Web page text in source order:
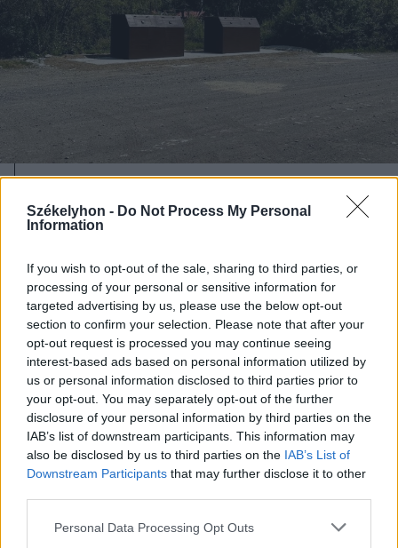
Székelyhon - Do Not Process My Personal
Information
If you wish to opt-out of the sale, sharing to third parties, or
processing of your personal or sensitive information for
targeted advertising by us, please use the below opt-out
section to confirm your selection. Please note that after your
opt-out request is processed you may continue seeing
interest-based ads based on personal information utilized by
us or personal information disclosed to third parties prior to
your opt-out. You may separately opt-out of the further
disclosure of your personal information by third parties on the
IAB’s list of downstream participants. This information may
also be disclosed by us to third parties on the IAB’s List of
Downstream Participants that may further disclose it to other
Personal Data Processing Opt Outs
Nem csak a medvék, a szemetelők
Gyergyószentmiklós